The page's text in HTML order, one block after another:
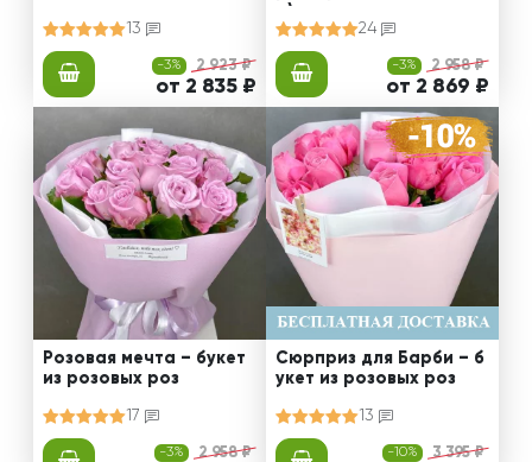
13
-3% 2 923 ₽
от 2 835 ₽
24
-3% 2 958 ₽
от 2 869 ₽
Розовая мечта – букет
из розовых роз
17
-3% 2 958 ₽
Сюрприз для Барби – б
укет из розовых роз
13
-10% 3 395 ₽